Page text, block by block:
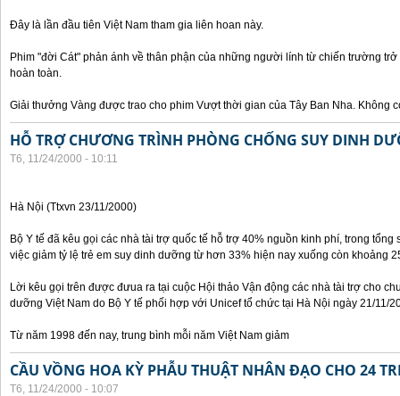
Đây là lần đầu tiên Việt Nam tham gia liên hoan này.
Phim "đời Cát" phản ánh về thân phận của những người lính từ chiến trường
hoàn toàn.
Giải thưởng Vàng được trao cho phim Vượt thời gian của Tây Ban Nha. Không
HỖ TRỢ CHƯƠNG TRÌNH PHÒNG CHỐNG SUY DINH
T6, 11/24/2000 - 10:11
Hà Nội (Ttxvn 23/11/2000)
Bộ Y tế đã kêu gọi các nhà tài trợ quốc tế hỗ trợ 40% nguồn kinh phí, trong tổng
việc giảm tỷ lệ trẻ em suy dinh dưỡng từ hơn 33% hiện nay xuống còn khoảng
Lời kêu gọi trên được đưua ra tại cuộc Hội thảo Vận động các nhà tài trợ cho
dưỡng Việt Nam do Bộ Y tế phối hợp với Unicef tổ chức tại Hà Nội ngày 21/11/
Từ năm 1998 đến nay, trung bình mỗi năm Việt Nam giảm
CẦU VỒNG HOA KỲ PHẪU THUẬT NHÂN ĐẠO CHO 24
T6, 11/24/2000 - 10:07